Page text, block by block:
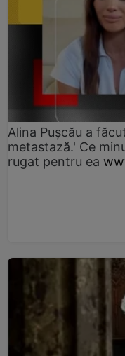
Alina Pușcău a
metastază.' Ce
rugat pentru ea